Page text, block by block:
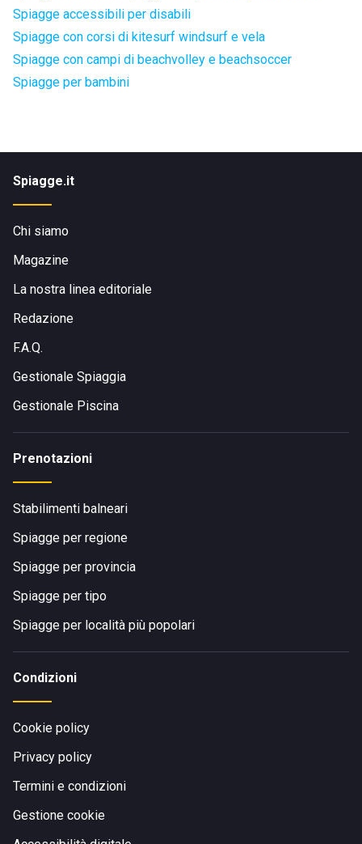
Spiagge accessibili per disabili
Spiagge con corsi di kitesurf windsurf e vela
Spiagge con campi di beachvolley e beachsoccer
Spiagge per bambini
Spiagge.it
Chi siamo
Magazine
La nostra linea editoriale
Redazione
F.A.Q.
Gestionale Spiaggia
Gestionale Piscina
Prenotazioni
Stabilimenti balneari
Spiagge per regione
Spiagge per provincia
Spiagge per tipo
Spiagge per località più popolari
Condizioni
Cookie policy
Privacy policy
Termini e condizioni
Gestione cookie